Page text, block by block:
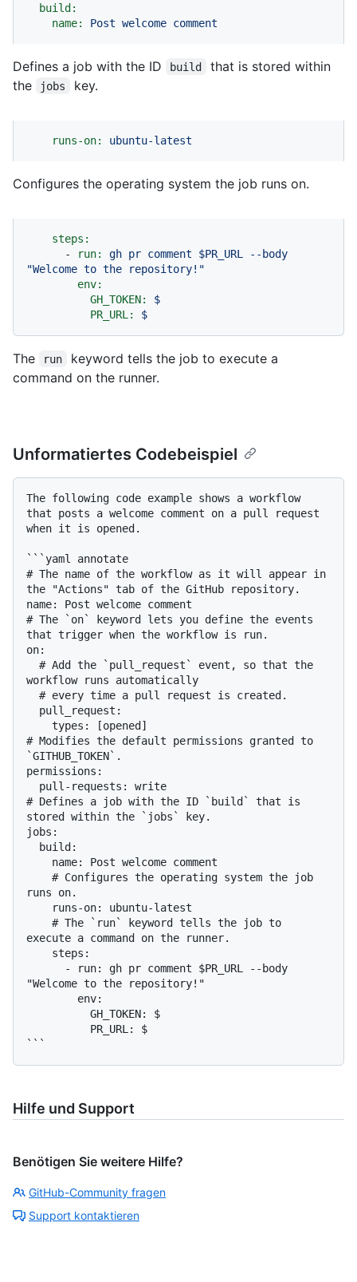
build:
name:
Post welcome comment
Defines a job with the ID build
that is stored within
the
jobs key.
runs-on: ubuntu-latest
Configures the operating system the job runs on.
steps:
-
run: gh pr comment $PR_URL
--body
"Welcome to the repository!"
env:
GH_TOKEN:
$
PR_URL:
$
The run
keyword tells the job to execute a
command on the runner.
Unformatiertes Codebeispiel
The following code example shows a workflow
that posts a welcome comment on a pull request
when it is opened.
```yaml annotate
# The name of the workflow as it will appear in
the "Actions" tab of the GitHub repository.
name: Post welcome comment
# The `on` keyword lets you define the events
that trigger when the workflow is run.
on:
workflow runs automatically
# Modifies the default permissions granted to
`GITHUB_TOKEN`.
permissions:
# Defines a job with the ID `build` that is
stored within the `jobs` key.
jobs:
runs on.
execute a command on the runner.
"Welcome to the repository!"
Hilfe und Support
Benötigen Sie weitere Hilfe?
GitHub-Community fragen
Support kontaktieren